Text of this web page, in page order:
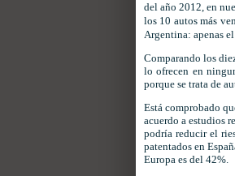
del año 2012, en
los 10 autos más
Argentina: apenas
Comparando los
lo ofrecen en
porque se trata de
Está comprobado
acuerdo a estudios
podría reducir el
patentados en
Europa es del 42%.